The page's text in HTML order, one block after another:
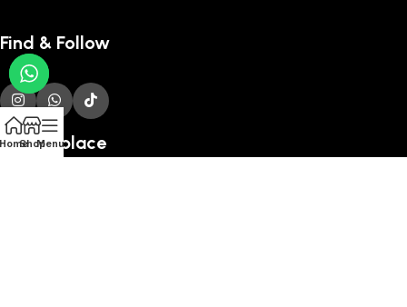
Find & Follow
Marketplace
HomeShopMenu